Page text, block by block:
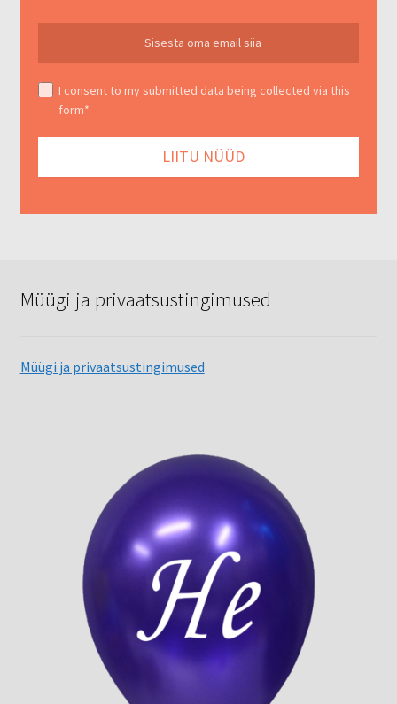
I consent to my submitted data being collected via this
form*
Müügi ja privaatsustingimused
Müügi ja privaatsustingimused